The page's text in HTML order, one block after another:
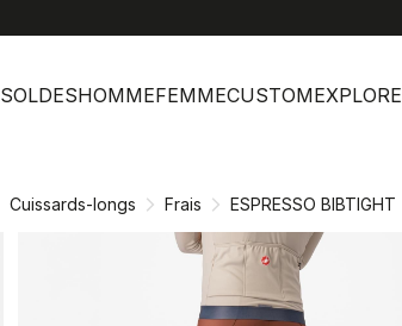
SOLDESHOMMEFEMMECUSTOMEXPLORE
Cuissards-longs Frais ESPRESSO BIBTIGHT